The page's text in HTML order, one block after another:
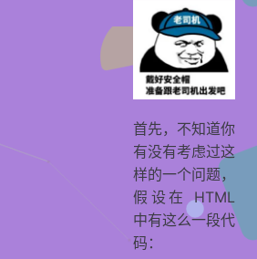
首先，不知道你
有没有考虑过这
样的一个问题，
假设在 HTML
中有这么一段代
码：